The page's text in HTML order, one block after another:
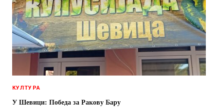
КУЛТУРА
У Шевици: Победа за Ракову Бару